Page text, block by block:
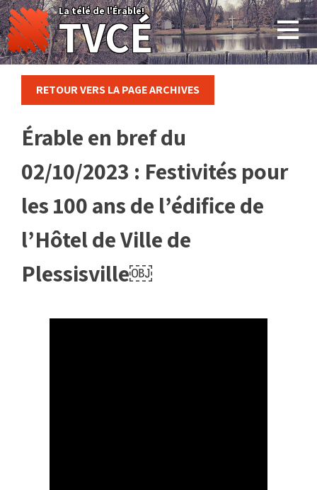
Skip
to
content
La télé de l'Érable!
TVCÉ
RETOUR VERS LA PAGE ARCHIVES
Érable en bref du
02/10/2023 : Festivités pour
les 100 ans de l’édifice de
l’Hôtel de Ville de
Plessisville￼